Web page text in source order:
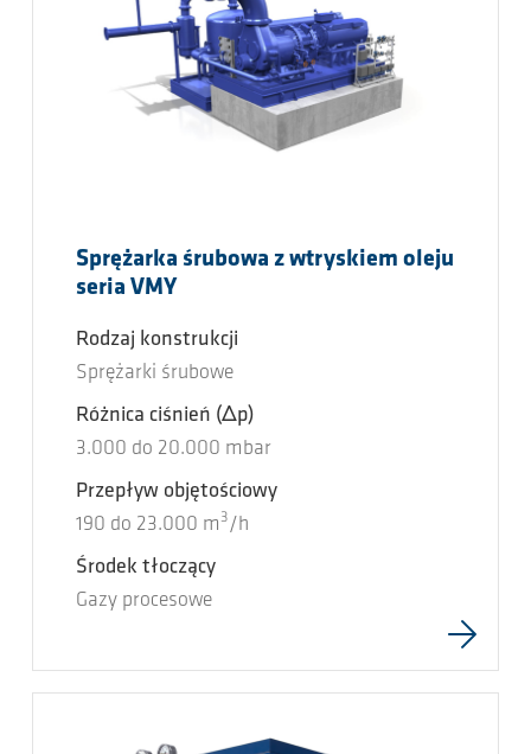
Sprężarka śrubowa z wtryskiem oleju
seria VMY
Rodzaj konstrukcji
Sprężarki śrubowe
Różnica ciśnień (Δp)
3.000 do 20.000 mbar
Przepływ objętościowy
190 do 23.000 m 3 /h
Środek tłoczący
Gazy procesowe